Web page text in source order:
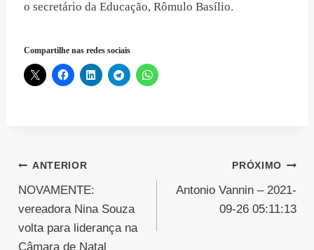
o secretário da Educação, Rômulo Basílio.
Compartilhe nas redes sociais
Navegação
de
Post
ANTERIOR
NOVAMENTE:
vereadora Nina Souza
volta para liderança na
Câmara de Natal
PRÓXIMO
Antonio Vannin – 2021-
09-26 05:11:13